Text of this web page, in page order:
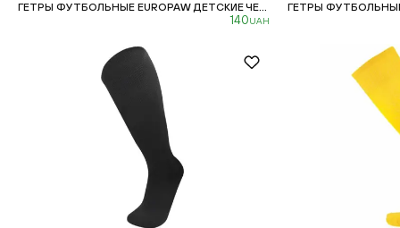
ГЕТРЫ ФУТБОЛЬНЫЕ EUROPAW ДЕТСКИЕ ЧЕ...
140UAH
ГЕТРЫ ФУТБОЛЬНЫЕ